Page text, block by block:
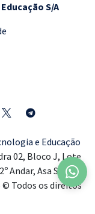
S/A
e Educação
02, Bloco J, Lote
Andar, Asa Sul,
© Todos os direitos